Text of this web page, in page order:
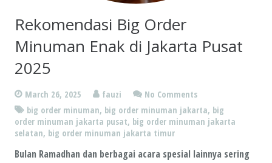
Rekomendasi Big Order
Minuman Enak di Jakarta Pusat
2025
March 26, 2025 fauzi
No Comments
big order minuman, big order minuman jakarta, big
order minuman jakarta pusat, big order minuman jakarta
selatan, big order minuman jakarta timur
Bulan Ramadhan dan berbagai acara spesial lainnya sering